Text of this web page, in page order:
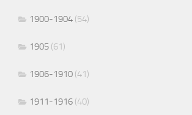
1900-1904 (54)
1905 (61)
1906-1910 (41)
1911-1916 (40)